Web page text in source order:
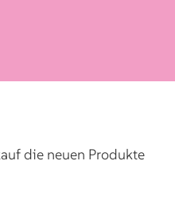
die neuen Produkte